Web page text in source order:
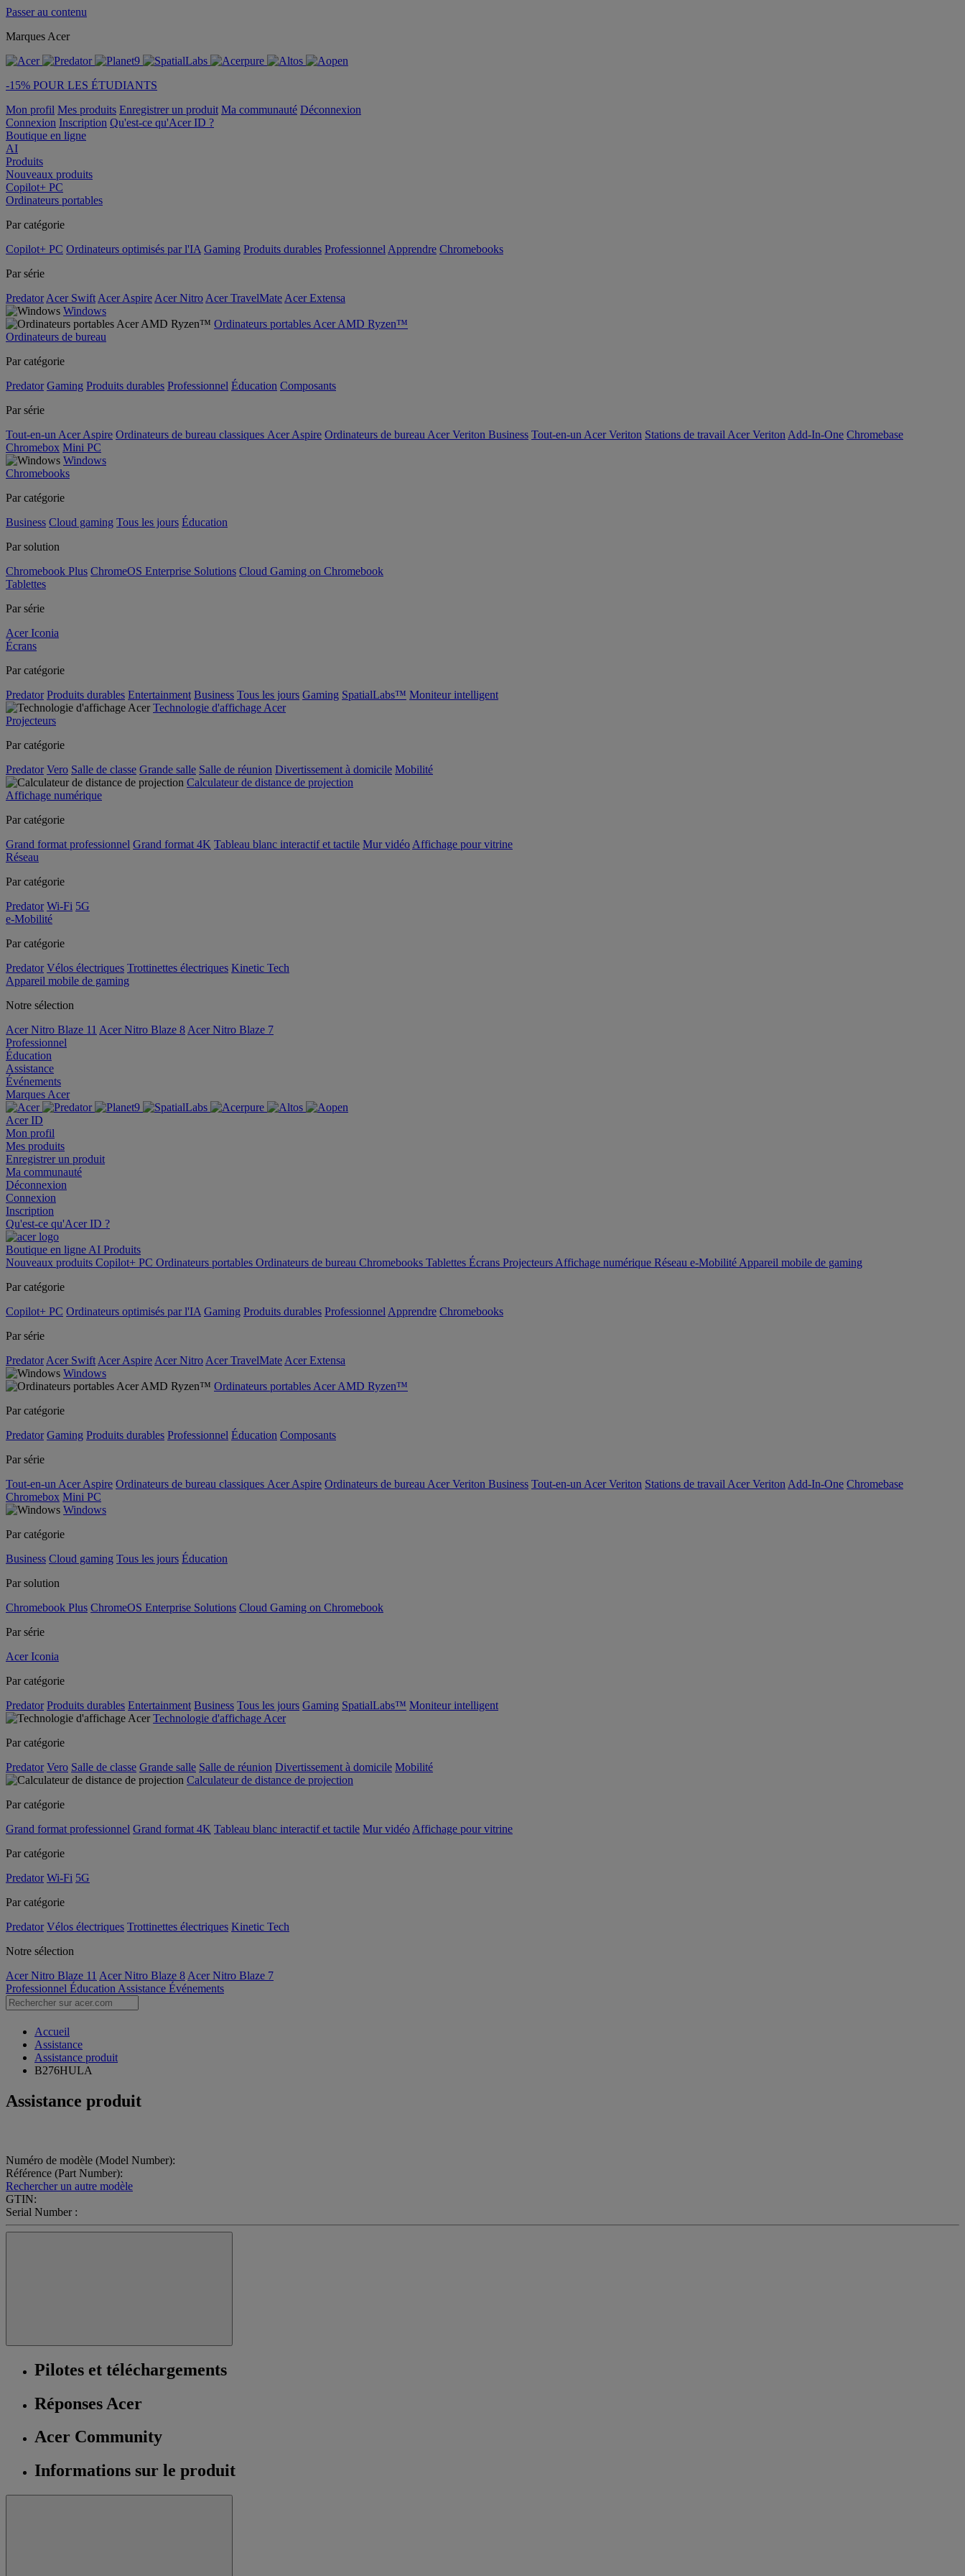
Passer au contenu
Marques Acer
-15% POUR LES ÉTUDIANTS
Mon profil Mes produits Enregistrer un produit Ma communauté Déconnexion
Connexion Inscription Qu'est-ce qu'Acer ID ?
Boutique en ligne
AI
Produits
Nouveaux produits
Copilot+ PC
Ordinateurs portables
Par catégorie
Copilot+ PC Ordinateurs optimisés par l'IA Gaming Produits durables Professionnel Apprendre Chromebooks
Par série
Predator Acer Swift Acer Aspire Acer Nitro Acer TravelMate Acer Extensa
Windows
Ordinateurs portables Acer AMD Ryzen™
Ordinateurs de bureau
Par catégorie
Predator Gaming Produits durables Professionnel Éducation Composants
Par série
Tout-en-un Acer Aspire Ordinateurs de bureau classiques Acer Aspire Ordinateurs de bureau Acer Veriton Business Tout-en-un Acer Veriton Stations de travail Acer Veriton Add-In-One Chromebase
Chromebox Mini PC
Windows
Chromebooks
Par catégorie
Business Cloud gaming Tous les jours Éducation
Par solution
Chromebook Plus ChromeOS Enterprise Solutions Cloud Gaming on Chromebook
Tablettes
Par série
Acer Iconia
Écrans
Par catégorie
Predator Produits durables Entertainment Business Tous les jours Gaming SpatialLabs™ Moniteur intelligent
Technologie d'affichage Acer
Projecteurs
Par catégorie
Predator Vero Salle de classe Grande salle Salle de réunion Divertissement à domicile Mobilité
Calculateur de distance de projection
Affichage numérique
Par catégorie
Grand format professionnel Grand format 4K Tableau blanc interactif et tactile Mur vidéo Affichage pour vitrine
Réseau
Par catégorie
Predator Wi-Fi 5G
e-Mobilité
Par catégorie
Predator Vélos électriques Trottinettes électriques Kinetic Tech
Appareil mobile de gaming
Notre sélection
Acer Nitro Blaze 11 Acer Nitro Blaze 8 Acer Nitro Blaze 7
Professionnel
Éducation
Assistance
Événements
Marques Acer
Acer ID
Mon profil
Mes produits
Enregistrer un produit
Ma communauté
Déconnexion
Connexion
Inscription
Qu'est-ce qu'Acer ID ?
Boutique en ligne AI Produits
Nouveaux produits Copilot+ PC Ordinateurs portables Ordinateurs de bureau Chromebooks Tablettes Écrans Projecteurs Affichage numérique Réseau e-Mobilité Appareil mobile de gaming
Par catégorie
Copilot+ PC Ordinateurs optimisés par l'IA Gaming Produits durables Professionnel Apprendre Chromebooks
Par série
Predator Acer Swift Acer Aspire Acer Nitro Acer TravelMate Acer Extensa
Windows
Ordinateurs portables Acer AMD Ryzen™
Par catégorie
Predator Gaming Produits durables Professionnel Éducation Composants
Par série
Tout-en-un Acer Aspire Ordinateurs de bureau classiques Acer Aspire Ordinateurs de bureau Acer Veriton Business Tout-en-un Acer Veriton Stations de travail Acer Veriton Add-In-One Chromebase
Chromebox Mini PC
Windows
Par catégorie
Business Cloud gaming Tous les jours Éducation
Par solution
Chromebook Plus ChromeOS Enterprise Solutions Cloud Gaming on Chromebook
Par série
Acer Iconia
Par catégorie
Predator Produits durables Entertainment Business Tous les jours Gaming SpatialLabs™ Moniteur intelligent
Technologie d'affichage Acer
Par catégorie
Predator Vero Salle de classe Grande salle Salle de réunion Divertissement à domicile Mobilité
Calculateur de distance de projection
Par catégorie
Grand format professionnel Grand format 4K Tableau blanc interactif et tactile Mur vidéo Affichage pour vitrine
Par catégorie
Predator Wi-Fi 5G
Par catégorie
Predator Vélos électriques Trottinettes électriques Kinetic Tech
Notre sélection
Acer Nitro Blaze 11 Acer Nitro Blaze 8 Acer Nitro Blaze 7
Professionnel Éducation Assistance Événements
Accueil
Assistance
Assistance produit
B276HULA
Assistance produit
Numéro de modèle (Model Number):
Référence (Part Number):
Rechercher un autre modèle
GTIN:
Serial Number :
Pilotes et téléchargements
Réponses Acer
Acer Community
Informations sur le produit